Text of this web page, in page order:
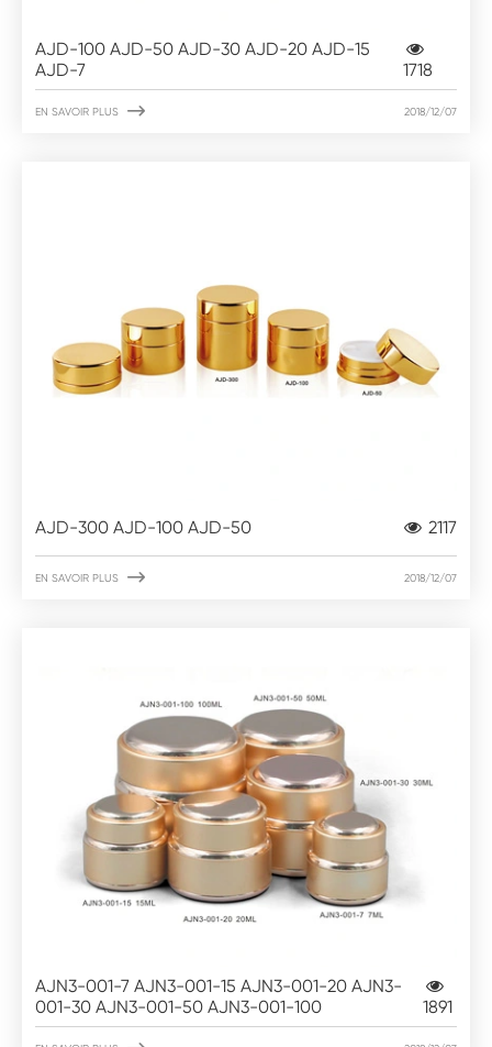
AJD-100 AJD-50 AJD-30 AJD-20 AJD-15
AJD-7
1718
EN SAVOIR PLUS  2018/12/07
AJD-300 AJD-100 AJD-50 2117
EN SAVOIR PLUS  2018/12/07
AJN3-001-7 AJN3-001-15 AJN3-001-20 AJN3-
001-30 AJN3-001-50 AJN3-001-100
1891